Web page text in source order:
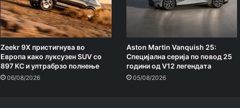
Zeekr 9X пристигнува во
Европа како луксузен SUV со
897 КС и ултрабрзо полнење
06/08/2026
Aston Martin Vanquish 25:
Специјална серија по повод 25
години од V12 легендата
05/08/2026